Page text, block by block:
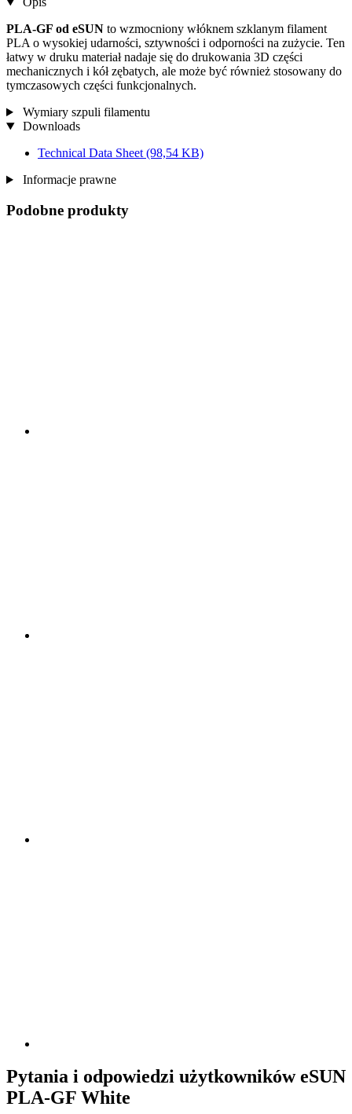
PLA-GF od eSUN to wzmocniony włóknem szklanym filament
PLA o wysokiej udarności, sztywności i odporności na zużycie. Ten
łatwy w druku materiał nadaje się do drukowania 3D części
mechanicznych i kół zębatych, ale może być również stosowany do
tymczasowych części funkcjonalnych.
Wymiary szpuli filamentu
Downloads
Technical Data Sheet (98,54 KB)
Informacje prawne
Podobne produkty
Pytania i odpowiedzi użytkowników eSUN
PLA-GF White